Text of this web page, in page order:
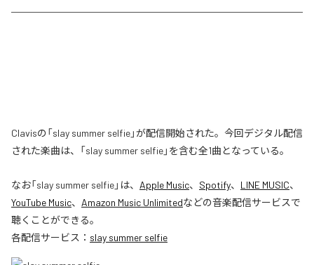
Clavisの「slay summer selfie」が配信開始された。今回デジタル配信
された楽曲は、「slay summer selfie」を含む全1曲となっている。
なお「slay summer selfie」は、 Apple Music、 Spotify、 LINE MUSIC、
YouTube Music、 Amazon Music Unlimitedなどの音楽配信サービスで
聴くことができる。
各配信サービス： slay summer selfie